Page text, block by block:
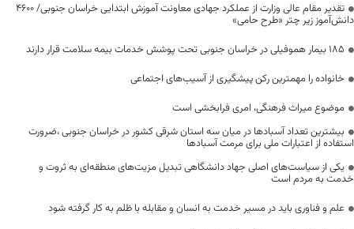
تقدیر مقام عالی وزارت از عملکرد جهادی معاونت آموزش ابتدایی خراسان جنوبی/ ۴۶۰۰
دانش‌آموز زیر چتر «طرح حامی»
۱۸۵ بیمار هموفیلی در خراسان جنوبی تحت پوشش خدمات بیمه سلامت قرار دارند
خانواده را مهمترین رکن پیشگیری از آسیب‌های اجتماعی
موضوع میراث فرهنگی، امری فرابخشی است
بیشترین تعداد آسبادها در میان سه استان شرقی کشور در خراسان جنوبی ،ضرورت
استفاده از اعتبارات ملی برای مرمت آسبادها
یکی از سیاست‌های اصلی جهاد دانشگاهی تبدیل مزیت‌های منطقه‌ای به ثروت و
خدمت به مردم است
علم و فناوری باید در مسیر خدمت به انسان و مقابله با ظلم به کار گرفته شود